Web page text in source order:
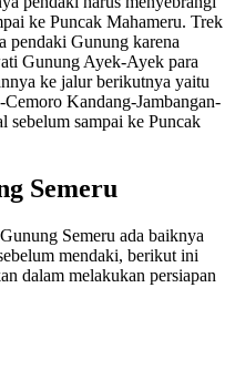
ke Puncak Mahameru. Trek
pendaki Gunung karena
Gunung Ayek-Ayek para
ke jalur berikutnya yaitu
Kandang-Jambangan-
sampai ke Puncak
Semeru
Semeru ada baiknya
mendaki, berikut ini
dalam melakukan persiapan